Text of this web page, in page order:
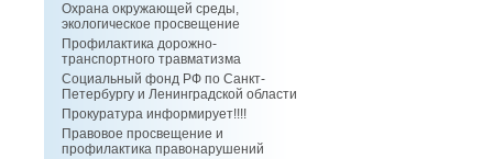
Охрана окружающей среды,
экологическое просвещение
Профилактика дорожно-
транспортного травматизма
Социальный фонд РФ по Санкт-
Петербургу и Ленинградской области
Прокуратура информирует!!!!
Правовое просвещение и
профилактика правонарушений